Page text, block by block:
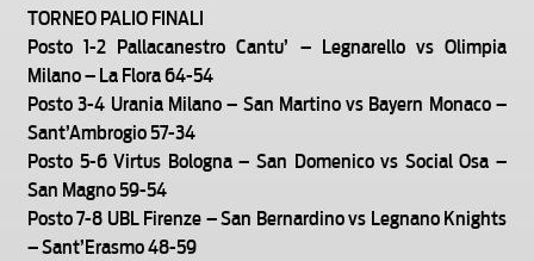
TORNEO PALIO FINALI
Posto 1-2 Pallacanestro Cantu’ – Legnarello vs Olimpia
Milano – La Flora 64-54
Posto 3-4 Urania Milano – San Martino vs Bayern Monaco –
Sant’Ambrogio 57-34
Posto 5-6 Virtus Bologna – San Domenico vs Social Osa –
San Magno 59-54
Posto 7-8 UBL Firenze – San Bernardino vs Legnano Knights
– Sant’Erasmo 48-59